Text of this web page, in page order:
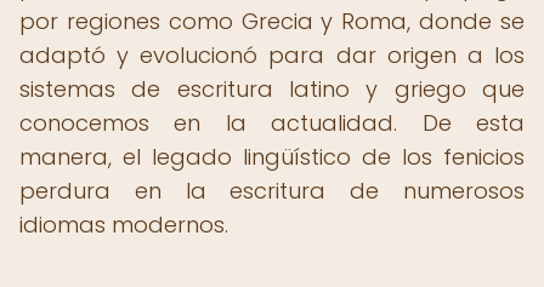
por regiones como Grecia y Roma, donde se
adaptó y evolucionó para dar origen a los
sistemas de escritura latino y griego que
conocemos en la actualidad. De esta
manera, el legado lingüístico de los fenicios
perdura en la escritura de numerosos
idiomas modernos.